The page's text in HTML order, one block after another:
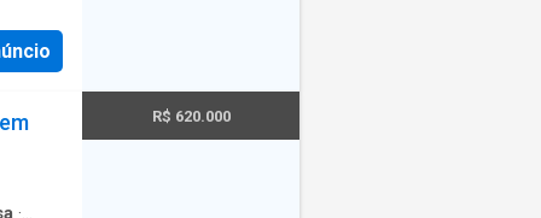
e
ao
J O
site
·
R$ 620.000